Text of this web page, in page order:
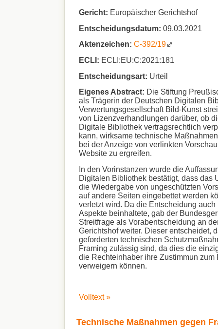
Gericht: Europäischer Gerichtshof
Entscheidungsdatum: 09.03.2021
Aktenzeichen: C‑392/19
ECLI: ECLI:EU:C:2021:181
Entscheidungsart: Urteil
Eigenes Abstract: Die Stiftung
als Trägerin der Deutschen Digitalen
Verwertungsgesellschaft Bild-Kunst
von Lizenzverhandlungen darüber, ob
Digitale Bibliothek vertragsrechtlich
kann, wirksame technische
bei der Anzeige von verlinkten
Website zu ergreifen.
In den Vorinstanzen wurde die
Digitalen Bibliothek bestätigt, dass das
die Wiedergabe von ungeschützten
auf andere Seiten eingebettet werden
verletzt wird. Da die Entscheidung
Aspekte beinhaltete, gab der
Streitfrage als Vorabentscheidung an
Gerichtshof weiter. Dieser entscheidet,
geforderten technischen
Framing zulässig sind, da dies die
die Rechteinhaber ihre Zustimmun zum
verweigern können.
Volltext »
Technische Maßnahmen gegen